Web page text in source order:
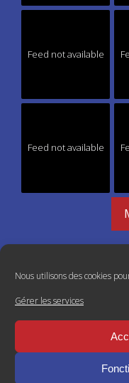
Nous utilisons des cookies
Gérer les services
Feed not available
Feed not available